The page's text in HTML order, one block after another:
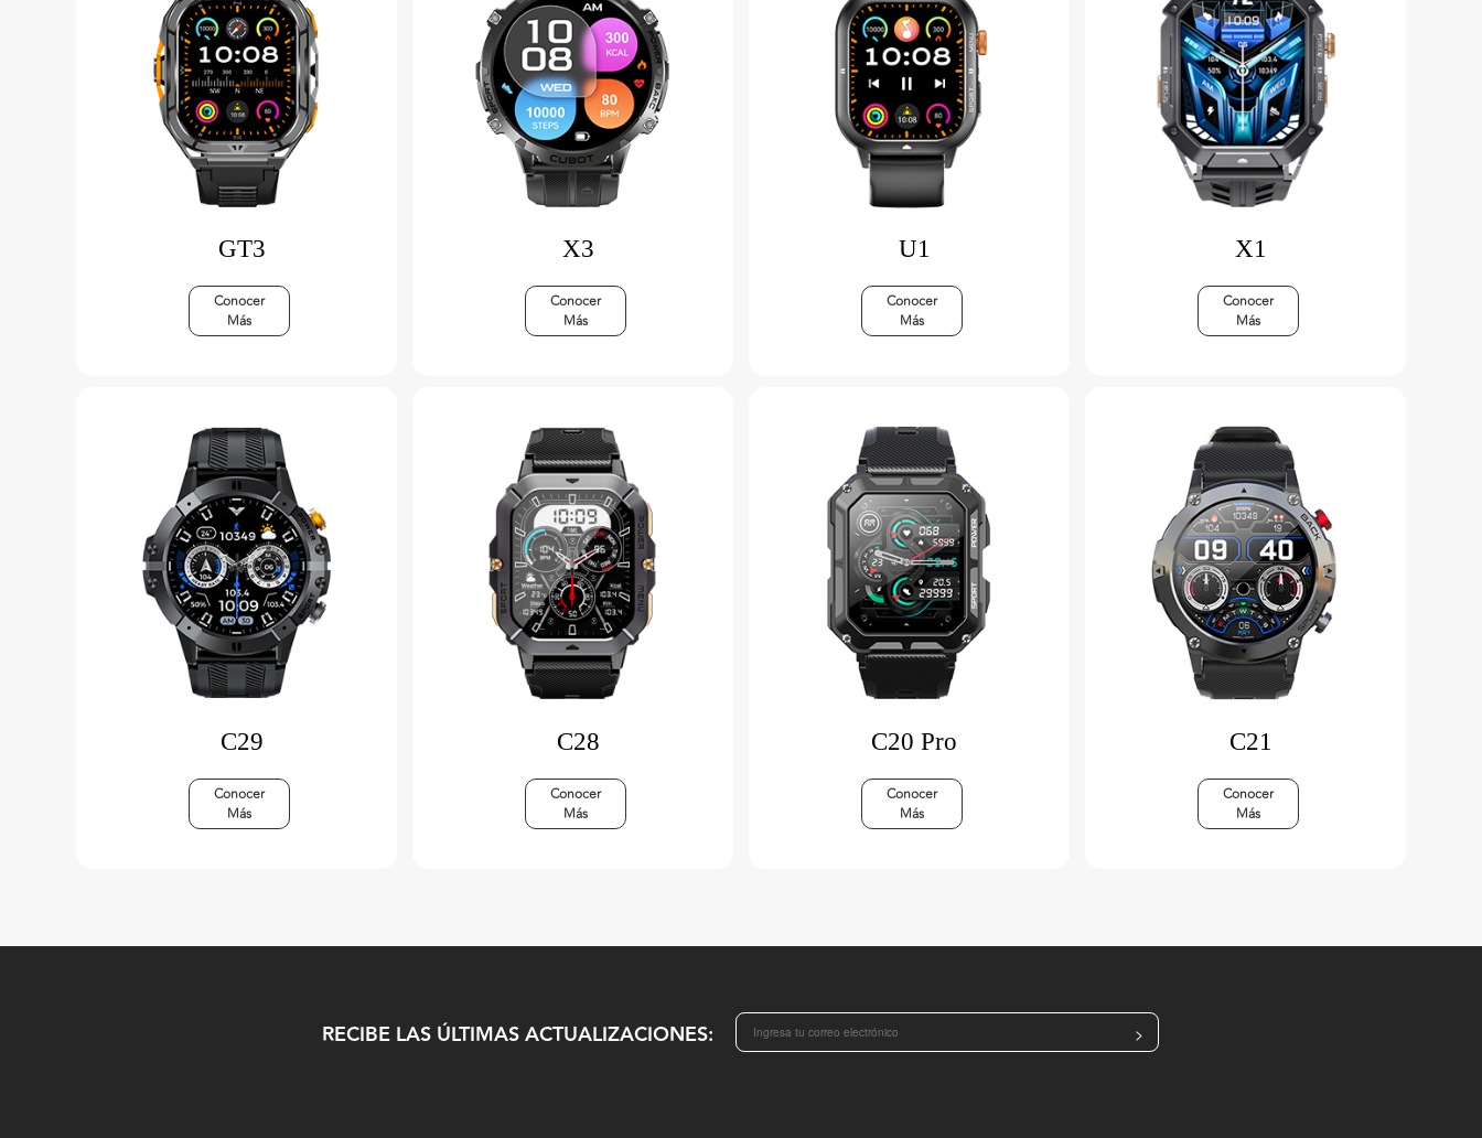
GT3
Conocer
Más
X3
Conocer
Más
U1
Conocer
Más
X1
Conocer
Más
C29
Conocer
Más
C28
Conocer
Más
C20 Pro
Conocer
Más
C21
Conocer
Más
RECIBE LAS ÚLTIMAS ACTUALIZACIONES: >